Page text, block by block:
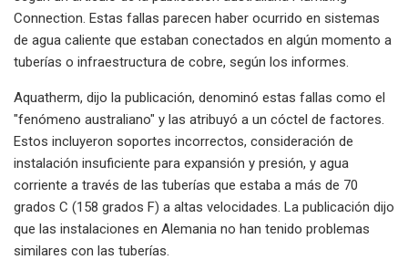
Connection. Estas fallas parecen haber ocurrido en sistemas
de agua caliente que estaban conectados en algún momento a
tuberías o infraestructura de cobre, según los informes.
Aquatherm, dijo la publicación, denominó estas fallas como el
"fenómeno australiano" y las atribuyó a un cóctel de factores.
Estos incluyeron soportes incorrectos, consideración de
instalación insuficiente para expansión y presión, y agua
corriente a través de las tuberías que estaba a más de 70
grados C (158 grados F) a altas velocidades. La publicación dijo
que las instalaciones en Alemania no han tenido problemas
similares con las tuberías.